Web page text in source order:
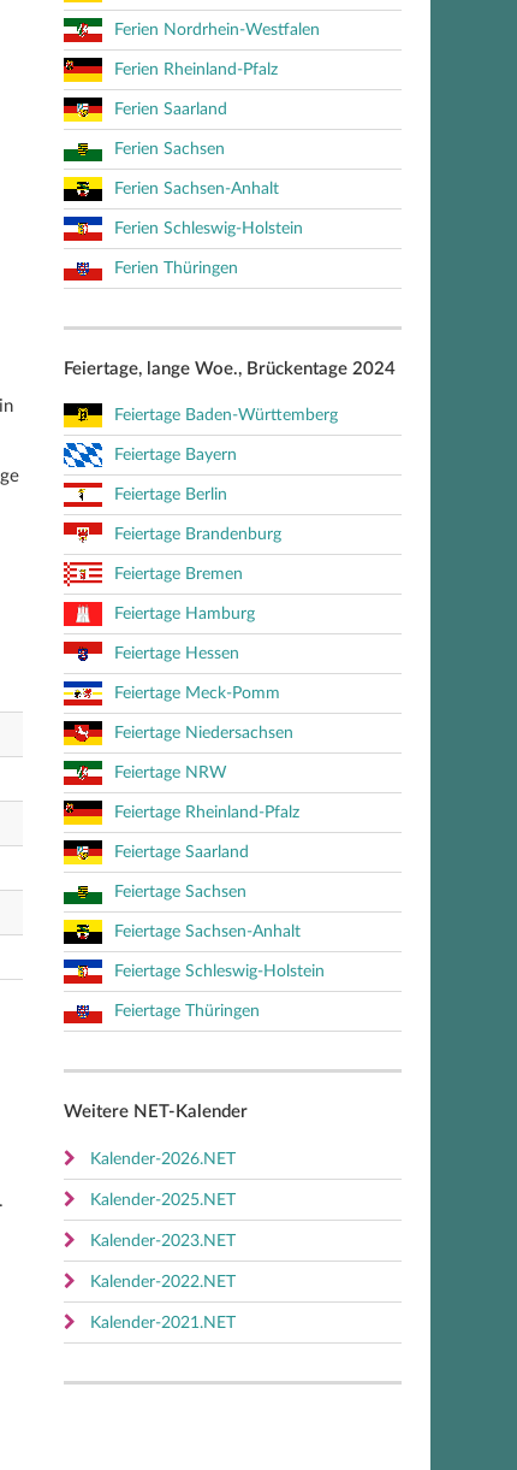
Ferien Nordrhein-Westfalen
Ferien Rheinland-Pfalz
Ferien Saarland
Ferien Sachsen
Ferien Sachsen-Anhalt
Ferien Schleswig-Holstein
Ferien Thüringen
Feiertage, lange Woe., Brückentage 2024
Feiertage Baden-Württemberg
Feiertage Bayern
Feiertage Berlin
Feiertage Brandenburg
Feiertage Bremen
Feiertage Hamburg
Feiertage Hessen
Feiertage Meck-Pomm
Feiertage Niedersachsen
Feiertage NRW
Feiertage Rheinland-Pfalz
Feiertage Saarland
Feiertage Sachsen
Feiertage Sachsen-Anhalt
Feiertage Schleswig-Holstein
Feiertage Thüringen
Weitere NET-Kalender
Kalender-2026.NET
Kalender-2025.NET
Kalender-2023.NET
Kalender-2022.NET
Kalender-2021.NET